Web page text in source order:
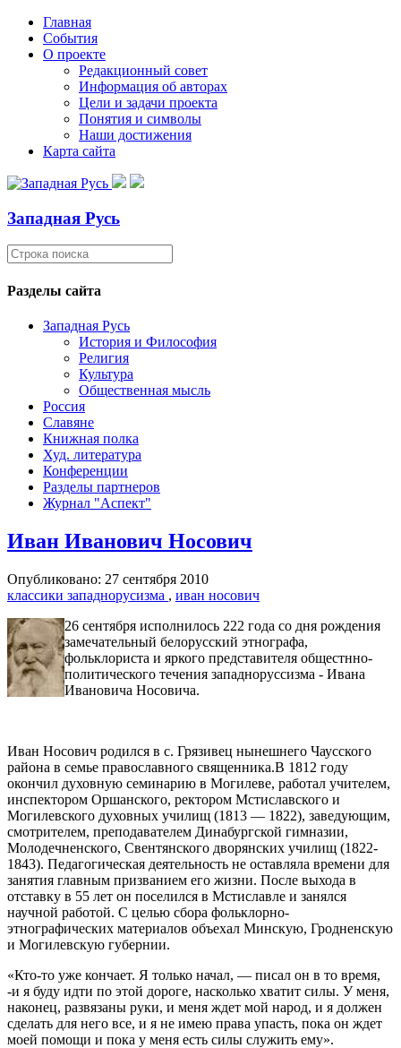
Главная
События
О проекте
Редакционный совет
Информация об авторах
Цели и задачи проекта
Понятия и символы
Наши достижения
Карта сайта
Западная Русь
Разделы сайта
Западная Русь
История и Философия
Религия
Культура
Общественная мысль
Россия
Славяне
Книжная полка
Худ. литература
Конференции
Разделы партнеров
Журнал "Аспект"
Иван Иванович Носович
Опубликовано: 27 сентября 2010
классики западнорусизма , иван носович
26 сентября исполнилось 222 года со дня рождения
замечательный белорусский этнографа,
фольклориста и яркого представителя общестнно-
политического течения западноруссизма - Ивана
Ивановича Носовича.
Иван Носович родился в с. Грязивец нынешнего Чаусского
района в семье православного священника.В 1812 году
окончил духовную семинарию в Могилеве, работал учителем,
инспектором Оршанского, ректором Мстиславского и
Могилевского духовных училищ (1813 — 1822), заведующим,
смотрителем, преподавателем Динабургской гимназии,
Молодечненского, Свентянского дворянских училищ (1822-
1843). Педагогическая деятельность не оставляла времени для
занятия главным призванием его жизни. После выхода в
отставку в 55 лет он поселился в Мстиславле и занялся
научной работой. С целью сбора фольклорно-
этнографических материалов объехал Минскую, Гродненскую
и Могилевскую губернии.
«Кто-то уже кончает. Я только начал, — писал он в то время,
-и я буду идти по этой дороге, насколько хватит силы. У меня,
наконец, развязаны руки, и меня ждет мой народ, и я должен
сделать для него все, и я не имею права упасть, пока он ждет
моей помощи и пока у меня есть силы служить ему».